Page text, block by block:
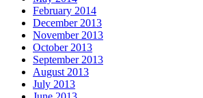
February 2014
December 2013
November 2013
October 2013
September 2013
August 2013
July 2013